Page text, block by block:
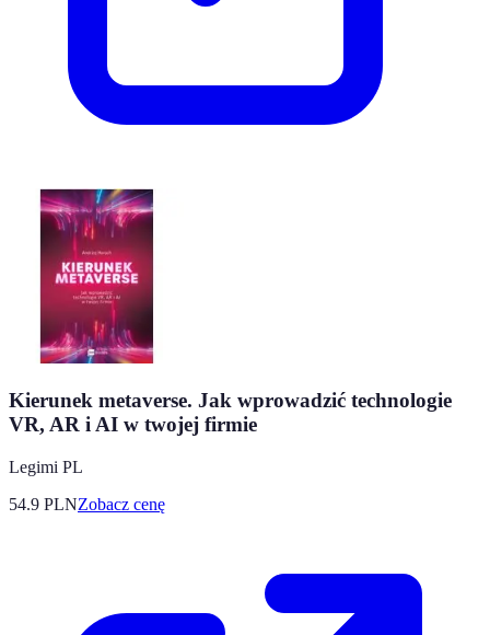
Kierunek metaverse. Jak wprowadzić technologie
VR, AR i AI w twojej firmie
Legimi PL
54.9 PLNZobacz cenę